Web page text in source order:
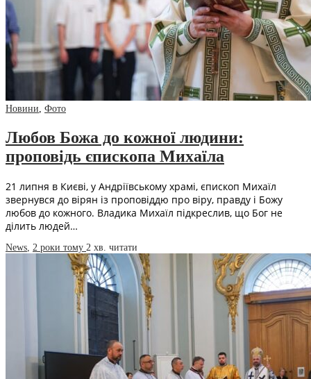
Новини Фото
Любов Божа до кожної людини:
проповідь єпископа Михаїла
21 липня в Києві, у Андріївському храмі, єпископ Михаїл
звернувся до вірян із проповіддю про віру, правду і Божу
любов до кожного. Владика Михаїл підкреслив, що Бог не
ділить людей…
News 2 роки тому 2 хв. читати